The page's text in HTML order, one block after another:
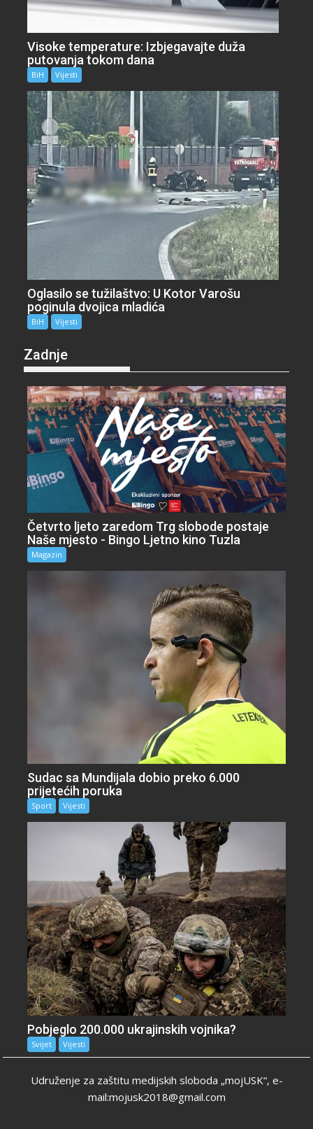
Visoke temperature: Izbjegavajte duža
putovanja tokom dana
BiH Vijesti
Oglasilo se tužilaštvo: U Kotor Varošu
poginula dvojica mladića
BiH Vijesti
Zadnje
Četvrto ljeto zaredom Trg slobode postaje
Naše mjesto - Bingo Ljetno kino Tuzla
Magazin
Sudac sa Mundijala dobio preko 6.000
prijetećih poruka
Sport Vijesti
Pobjeglo 200.000 ukrajinskih vojnika?
Svijet Vijesti
Udruženje za zaštitu medijskih sloboda „mojUSK“, e-
mail:mojusk2018@gmail.com